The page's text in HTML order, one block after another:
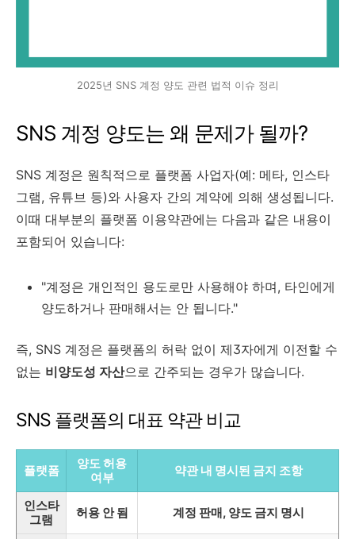
2025년 SNS 계정 양도 관련 법적 이슈 정리
SNS 계정 양도는 왜 문제가 될까?
SNS 계정은 원칙적으로 플랫폼 사업자(예: 메타, 인스타
그램, 유튜브 등)와 사용자 간의 계약에 의해 생성됩니다.
이때 대부분의 플랫폼 이용약관에는 다음과 같은 내용이
포함되어 있습니다:
"계정은 개인적인 용도로만 사용해야 하며, 타인에게
양도하거나 판매해서는 안 됩니다."
즉, SNS 계정은 플랫폼의 허락 없이 제3자에게 이전할 수
없는 비양도성 자산으로 간주되는 경우가 많습니다.
SNS 플랫폼의 대표 약관 비교
플랫폼
양도 허용
여부
약관 내 명시된 금지 조항
인스타
그램
허용 안 됨 계정 판매, 양도 금지 명시